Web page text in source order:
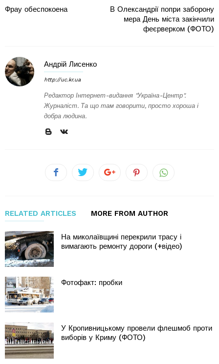
Фрау обеспокоена
В Олександрії попри заборону
мера День міста закінчили
феєрверком (ФОТО)
Андрій Лисенко
http://uc.kr.ua
Редактор Інтернет-видання "Україна-Центр".
Журналіст. Та що там говорити, просто хороша і
добра людина.
RELATED ARTICLES MORE FROM AUTHOR
На миколаївщині перекрили трасу і
вимагають ремонту дороги (+відео)
Фотофакт: пробки
У Кропивницькому провели флешмоб проти
виборів у Криму (ФОТО)